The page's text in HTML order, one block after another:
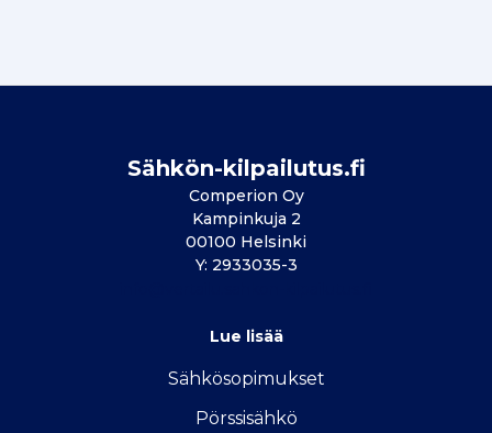
Sähkön-kilpailutus.fi
Comperion Oy
Kampinkuja 2
00100 Helsinki
Y: 2933035-3
Lue lisää
Sähkösopimukset
Pörssisähkö